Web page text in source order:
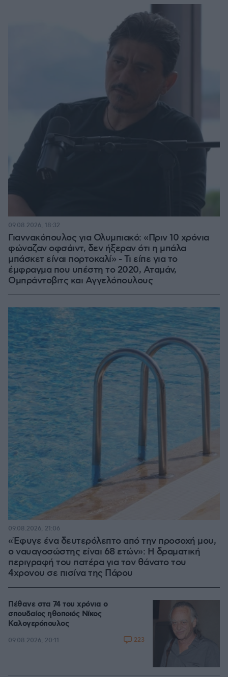
Γιαννακόπουλος για Ολυμπιακό: «Πριν 10 χρόνια
φώναζαν οφσάιντ, δεν ήξεραν ότι η μπάλα
μπάσκετ είναι πορτοκαλί» - Τι είπε για το
έμφραγμα που υπέστη το 2020, Αταμάν,
Ομπράντοβιτς και Αγγελόπουλους
09.08.2026, 18:32
«Έφυγε ένα δευτερόλεπτο από την προσοχή μου,
ο ναυαγοσώστης είναι 68 ετών»: Η δραματική
περιγραφή του πατέρα για τον θάνατο του
4χρονου σε πισίνα της Πάρου
09.08.2026, 21:06
Πέθανε στα 74 του χρόνια ο
σπουδαίος ηθοποιός Νίκος
Καλογερόπουλος
09.08.2026, 20:11 223